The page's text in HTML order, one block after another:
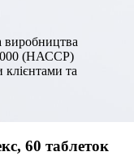
виробництва
(НАССР)
клієнтами та
60 таблеток